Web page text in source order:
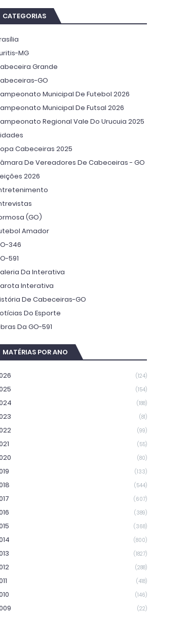
CATEGORIAS
MG
Grande
GO
Municipal De Futebol 2026
Municipal De Futsal 2026
Regional Vale Do Urucuia 2025
Cabeceiras 2025
De Vereadores De Cabeceiras - GO
2026
(GO)
Amador
346
591
Da Interativa
Interativa
De Cabeceiras-GO
Do Esporte
Da GO-591
MATÉRIAS POR ANO
(124)
(154)
(188)
(81)
(99)
(55)
(80)
(133)
(544)
(607)
(389)
(368)
(800)
(1827)
(288)
(418)
(146)
(22)